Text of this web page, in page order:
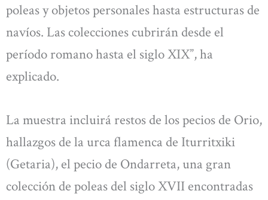
poleas y objetos personales hasta estructuras de
navíos. Las colecciones cubrirán desde el
período romano hasta el siglo XIX”, ha
explicado.
La muestra incluirá restos de los pecios de Orio,
hallazgos de la urca flamenca de Iturritxiki
(Getaria), el pecio de Ondarreta, una gran
colección de poleas del siglo XVII encontradas